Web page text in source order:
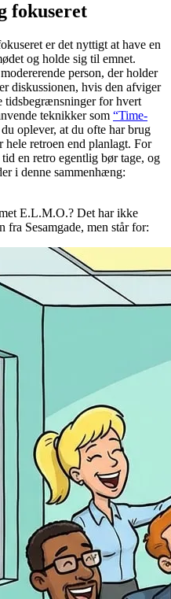
fokuseret
er det nyttigt at have en
og holde sig til emnet.
person, der holder
diskussionen, hvis den afviger
tidsbegrænsninger for hvert
teknikker som “Time-
oplever, at du ofte har brug
retroen end planlagt. For
en retro egentlig bør tage, og
i denne sammenhæng:
E.L.M.O.? Det har ikke
fra Sesamgade, men står for: